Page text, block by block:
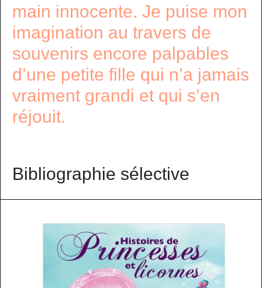
main innocente. Je puise mon
imagination au travers de
souvenirs encore palpables
d’une petite fille qui n’a jamais
vraiment grandi et qui s’en
réjouit.
Bibliographie sélective